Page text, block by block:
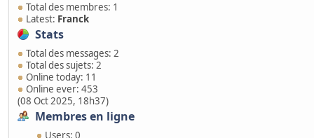
Total des membres: 1
Latest: Franck
Stats
Total des messages: 2
Total des sujets: 2
Online today: 11
Online ever: 453
(08 Oct 2025, 18h37)
Membres en ligne
Users: 0